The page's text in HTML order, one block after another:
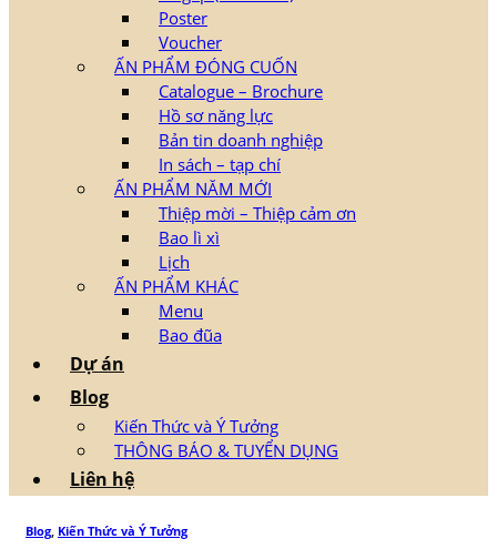
Poster
Voucher
ẤN PHẨM ĐÓNG CUỐN
Catalogue – Brochure
Hồ sơ năng lực
Bản tin doanh nghiệp
In sách – tạp chí
ẤN PHẨM NĂM MỚI
Thiệp mời – Thiệp cảm ơn
Bao lì xì
Lịch
ẤN PHẨM KHÁC
Menu
Bao đũa
Dự án
Blog
Kiến Thức và Ý Tưởng
THÔNG BÁO & TUYỂN DỤNG
Liên hệ
Blog, Kiến Thức và Ý Tưởng